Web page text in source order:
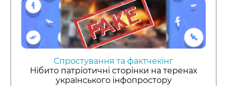
Спростування та фактчекінг
Нібито патріотичні сторінки на теренах
українського інфопростору